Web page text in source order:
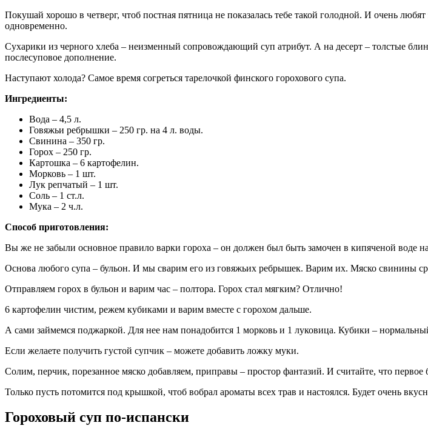
Покушай хорошо в четверг, чтоб постная пятница не показалась тебе такой голодной. И очень
одновременно.
Сухарики из черного хлеба – неизменный сопровождающий суп атрибут. А на десерт – толстые
послесуповое дополнение.
Наступают холода? Самое время согреться тарелочкой финского горохового супа.
Ингредиенты:
Вода – 4,5 л.
Говяжьи ребрышки – 250 гр. на 4 л. воды.
Свинина – 350 гр.
Горох – 250 гр.
Картошка – 6 картофелин.
Морковь – 1 шт.
Лук репчатый – 1 шт.
Соль – 1 ст.л.
Мука – 2 ч.л.
Способ приготовления:
Вы же не забыли основное правило варки гороха – он должен был быть замочен в кипяченой воде
Основа любого супа – бульон. И мы сварим его из говяжьих ребрышек. Варим их. Мяско свинины
Отправляем горох в бульон и варим час – полтора. Горох стал мягким? Отлично!
6 картофелин чистим, режем кубиками и варим вместе с горохом дальше.
А сами займемся поджаркой. Для нее нам понадобится 1 морковь и 1 луковица. Кубики –
Если желаете получить густой супчик – можете добавить ложку муки.
Солим, перчик, порезанное мяско добавляем, приправы – простор фантазий. И считайте, что
Только пусть потомится под крышкой, чтоб вобрал ароматы всех трав и настоялся. Будет очень
Гороховый суп по-испански